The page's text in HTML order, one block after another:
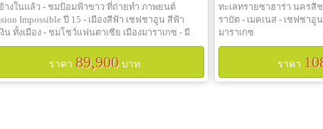
างในแล้ว - ชมป้อมฟ้าขาว ที่ถ่ายทำ ภาพยนต์
Impossible ปี 15 - เมืองสีฟ้า เชฟชาอูน สีฟ้า
น ทั้งเมือง - ชมโชว์แฟนตาเซีย เมืองมาราเกซ - มี
ารอาหารไทย อาหารจีน - บินดีสายการบินอิมิเรท
วบิน เข้า-ออกเมืองคาซาบลังก้า
ราคา 89,900บาท
ทะเลทรายซาฮาร่า นครสี
ราบัต - เมคเนส - เชฟซาอู
มาราเกซ
ราคา